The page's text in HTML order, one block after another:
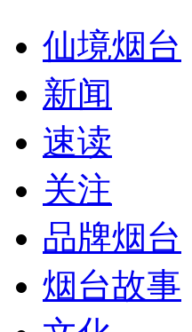
仙境烟台
新闻
速读
关注
品牌烟台
烟台故事